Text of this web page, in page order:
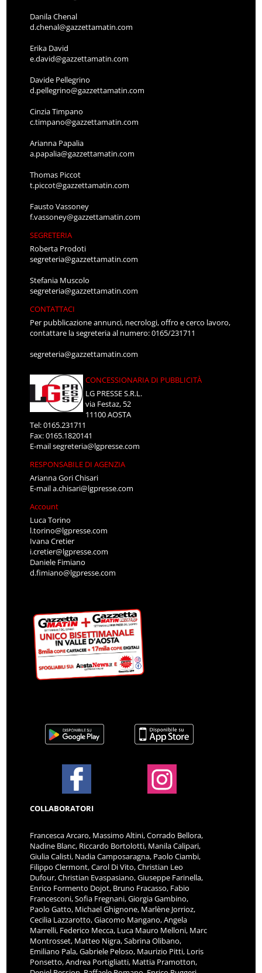
Danila Chenal
d.chenal@gazzettamatin.com
Erika David
e.david@gazzettamatin.com
Davide Pellegrino
d.pellegrino@gazzettamatin.com
Cinzia Timpano
c.timpano@gazzettamatin.com
Arianna Papalia
a.papalia@gazzettamatin.com
Thomas Piccot
t.piccot@gazzettamatin.com
Fausto Vassoney
f.vassoney@gazzettamatin.com
SEGRETERIA
Roberta Prodoti
segreteria@gazzettamatin.com
Stefania Muscolo
segreteria@gazzettamatin.com
CONTATTACI
Per pubblicazione annunci, necrologi, offro e cerco lavoro,
contattare la segreteria al numero: 0165/231711
segreteria@gazzettamatin.com
CONCESSIONARIA DI PUBBLICITÀ
LG PRESSE S.R.L.
via Festaz, 52
11100 AOSTA
Tel: 0165.231711
Fax: 0165.1820141
E-mailsegreteria@lgpresse.com
RESPONSABILE DI AGENZIA
Arianna Gori Chisari
E-maila.chisari@lgpresse.com
Account
Luca Torino
l.torino@lgpresse.com
Ivana Cretier
i.cretier@lgpresse.com
Daniele Fimiano
d.fimiano@lgpresse.com
COLLABORATORI
Francesca Arcaro, Massimo Altini, Corrado Bellora,
Nadine Blanc, Riccardo Bortolotti, Manila Calipari,
Giulia Calisti, Nadia Camposaragna, Paolo Ciambi,
Filippo Clermont, Carol Di Vito, Christian Leo
Dufour, Christian Evaspasiano, Giuseppe Farinella,
Enrico Formento Dojot, Bruno Fracasso, Fabio
Francesconi, Sofia Fregnani, Giorgia Gambino,
Paolo Gatto, Michael Ghignone, Marlène Jorrioz,
Cecilia Lazzarotto, Giacomo Mangano, Angela
Marrelli, Federico Mecca, Luca Mauro Melloni, Marc
Montrosset, Matteo Nigra, Sabrina Olibano,
Emiliano Pala, Gabriele Peloso, Maurizio Pitti, Loris
Ponsetto, Andrea Portigliatti, Mattia Pramotton,